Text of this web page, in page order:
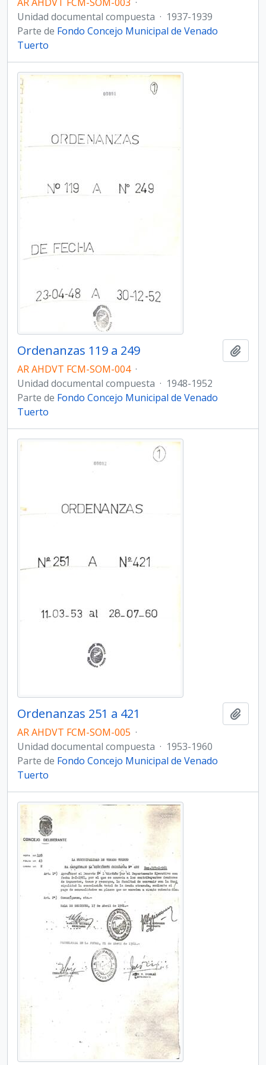
Unidad documental compuesta · 1937-1939
Parte de Fondo Concejo Municipal de Venado
Tuerto
Ordenanzas 119 a 249
AR AHDVT FCM-SOM-004 ·
Unidad documental compuesta · 1948-1952
Parte de Fondo Concejo Municipal de Venado
Tuerto
Ordenanzas 251 a 421
AR AHDVT FCM-SOM-005 ·
Unidad documental compuesta · 1953-1960
Parte de Fondo Concejo Municipal de Venado
Tuerto